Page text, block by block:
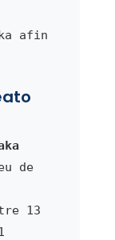
afin
de
13